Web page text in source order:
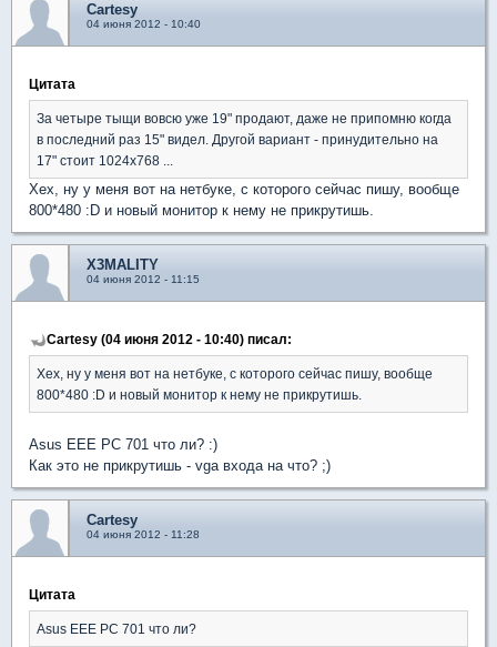
Cartesy
04 июня 2012 - 10:40
Цитата
За четыре тыщи вовсю уже 19" продают, даже не припомню когда
в последний раз 15" видел. Другой вариант - принудительно на
17" стоит 1024х768 ...
Хех, ну у меня вот на нетбуке, с которого сейчас пишу, вообще
800*480 :D и новый монитор к нему не прикрутишь.
X3MALITY
04 июня 2012 - 11:15
Cartesy (04 июня 2012 - 10:40) писал:
Хех, ну у меня вот на нетбуке, с которого сейчас пишу, вообще
800*480 :D и новый монитор к нему не прикрутишь.
Asus EEE PC 701 что ли? :)
Как это не прикрутишь - vga входа на что? ;)
Cartesy
04 июня 2012 - 11:28
Цитата
Asus EEE PC 701 что ли?